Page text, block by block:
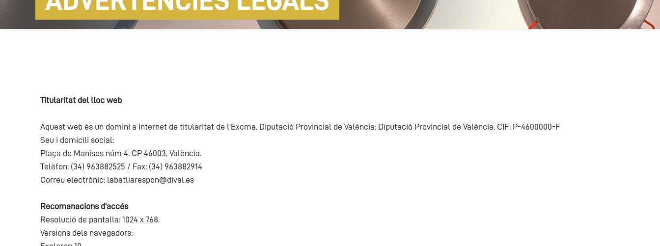
Titularitat del lloc web
Aquest web és un domini a Internet de titularitat de l'Excma. Diputació Provincial de València: Diputació Provincial de València. CIF: P-4600000-F
Seu i domicili social:
Plaça de Manises núm 4. CP 46003, València.
Telèfon: (34) 963882525 / Fax: (34) 963882914
Correu electrònic: labatliarespon@dival.es
Recomanacions d’accés
Resolució de pantalla: 1024 x 768.
Versions dels navegadors: